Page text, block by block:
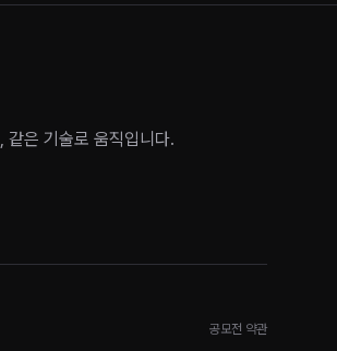
은 기술로 움직입니다.
공모전 약관